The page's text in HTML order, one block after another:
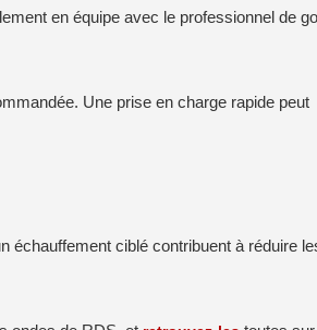
en équipe avec le professionnel de
Une prise en charge rapide peut
échauffement ciblé contribuent à réduire